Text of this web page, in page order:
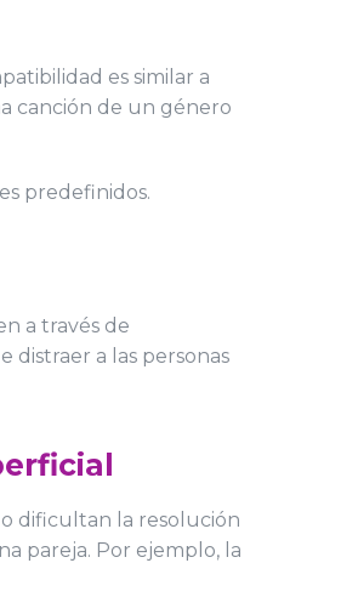
es similar a
canción de un género
predefinidos.
a través de
distraer a las personas
dificultan la resolución
pareja. Por ejemplo, la
27 de julio de
El vacío
existencial